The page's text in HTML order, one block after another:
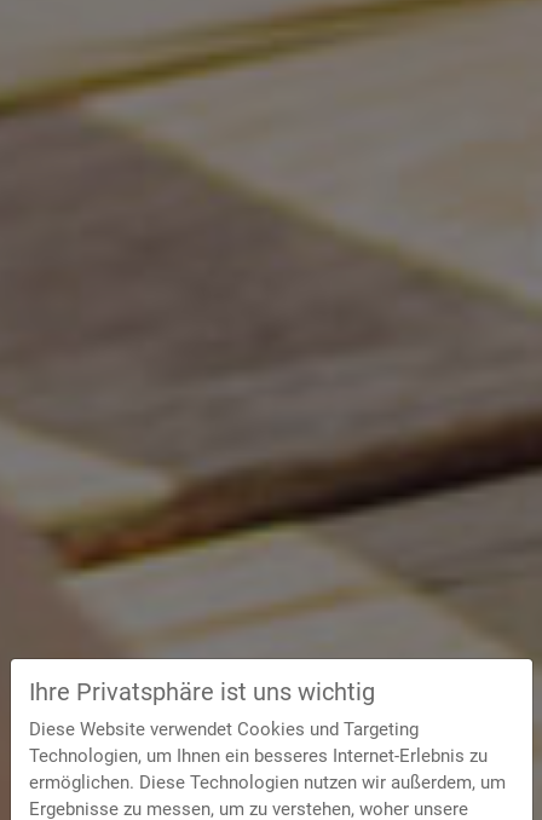
Ihre Privatsphäre ist uns wichtig
Diese Website verwendet Cookies und Targeting
Technologien, um Ihnen ein besseres Internet-Erlebnis zu
ermöglichen. Diese Technologien nutzen wir außerdem, um
Ergebnisse zu messen, um zu verstehen, woher unsere